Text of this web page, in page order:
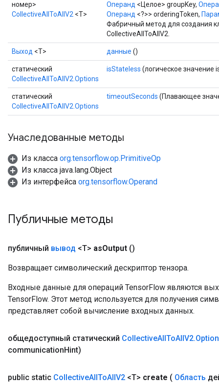
номер>
CollectiveAllToAllV2 <T>
Операнд <Целое> groupKey,
Операнд <?>> orderingToken,
Фабричный метод для создания
CollectiveAllToAllV2.
Выход <Т> данные ()
статический
CollectiveAllToAllV2.Options
isStateless (логическое значение
статический
CollectiveAllToAllV2.Options
timeoutSeconds (Плавающее
Унаследованные методы
Из класса org.tensorflow.op.PrimitiveOp
Из класса java.lang.Object
Из интерфейса org.tensorflow.Operand
Публичные методы
публичный вывод <T> asOutput ()
Возвращает символический дескриптор тензора.
Входные данные для операций TensorFlow являются
TensorFlow. Этот метод используется для получения
представляет собой вычисление входных данных.
общедоступный статический CollectiveAllToAllV2.
communicationHint)
public static CollectiveAllToAllV2 <T> create ( Область